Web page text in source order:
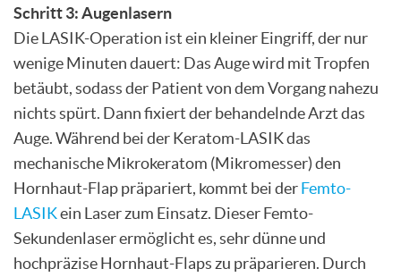
Schritt 3: Augenlasern
Die LASIK-Operation ist ein kleiner Eingriff, der nur
wenige Minuten dauert: Das Auge wird mit Tropfen
betäubt, sodass der Patient von dem Vorgang nahezu
nichts spürt. Dann fixiert der behandelnde Arzt das
Auge. Während bei der Keratom-LASIK das
mechanische Mikrokeratom (Mikromesser) den
Hornhaut-Flap präpariert, kommt bei derFemto-
LASIKein Laser zum Einsatz. Dieser Femto-
Sekundenlaser ermöglicht es, sehr dünne und
hochpräzise Hornhaut-Flaps zu präparieren. Durch